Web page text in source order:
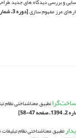
و بررسی دیدگاه های جدید
مرز مفهوم سازی
تطبیق معناشناختی نظام
تطبیق معناشناختی نظام